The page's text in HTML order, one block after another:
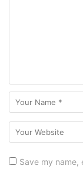
Save my name,